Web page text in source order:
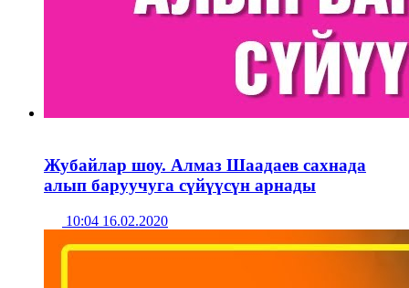
Жубайлар шоу. Алмаз Шаадаев сахнада
алып баруучуга сүйүүсүн арнады
10:04 16.02.2020